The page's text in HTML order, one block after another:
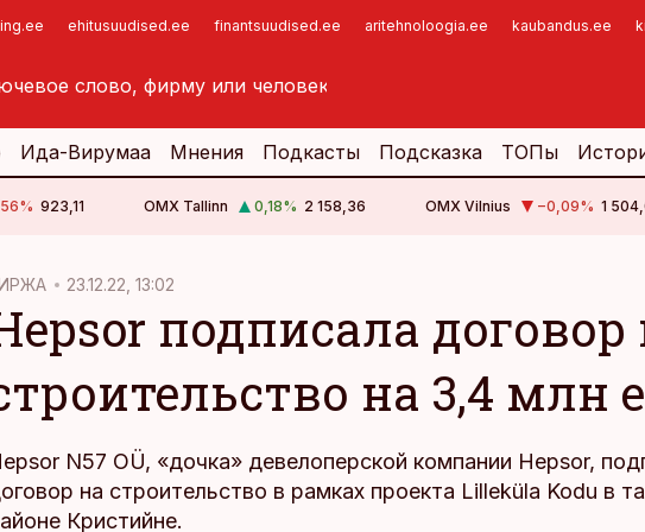
ehitusuudised.ee finantsuudised.ee aritehnoloogia.ee kaubandus.ee
Ида-Вирумаа Мнения Подкасты Подсказка ТОПы
% 923,11 OMX Tallinn 0,18% 2 158,36 OMX Vilnius −0,09% 1
23.12.22, 13:02
подписала договор
на 3,4 млн
N57 OÜ, «дочка» девелоперской компании Hepsor,
на строительство в рамках проекта Lilleküla Kodu в
Кристийне.